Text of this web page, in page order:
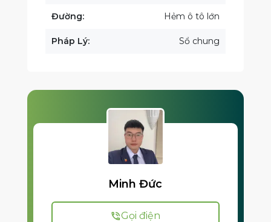
Đường: Hẻm ô tô lớn
Pháp Lý: Sổ chung
Minh Đức
Gọi điện